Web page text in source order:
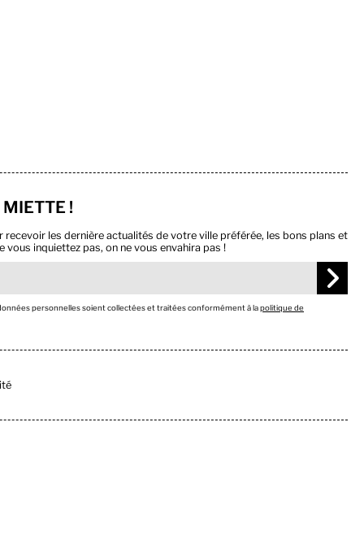
MIETTE !
les dernière actualités de votre ville préférée, les bons plans et
vous inquiettez pas, on ne vous envahira pas !
personnelles soient collectées et traitées conformément à lapolitique de